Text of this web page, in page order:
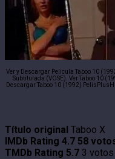
Ver y Descargar Pelicula Taboo 10
Subtitulada (VOSE). Ver Taboo 10
Descargar Taboo 10 (1992)
Título original Taboo X
IMDb Rating 4.7 58
TMDb Rating 5.7 3 votos